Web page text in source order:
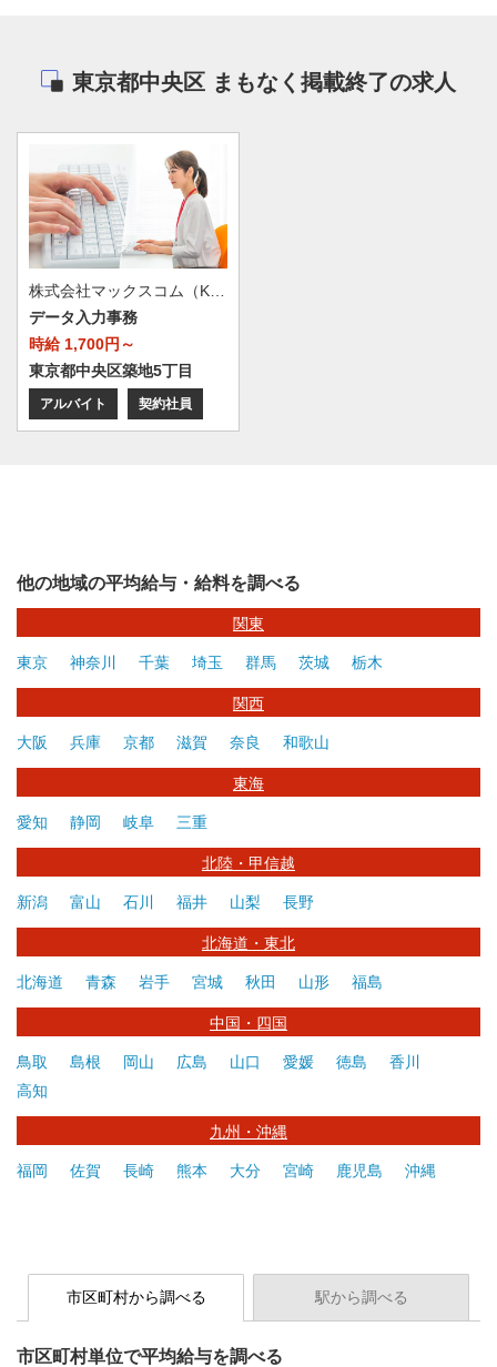
東京都中央区 まもなく掲載終了の求人
データ入力事務
時給 1,700円～
東京都中央区築地5丁目
アルバイト 契約社員
他の地域の平均給与・給料を調べる
関東
東京 神奈川 千葉 埼玉 群馬 茨城 栃木
関西
大阪 兵庫 京都 滋賀 奈良 和歌山
東海
愛知 静岡 岐阜 三重
北陸・甲信越
新潟 富山 石川 福井 山梨 長野
北海道・東北
北海道 青森 岩手 宮城 秋田 山形 福島
中国・四国
鳥取 島根 岡山 広島 山口 愛媛 徳島
香川
高知
九州・沖縄
福岡 佐賀 長崎 熊本 大分 宮崎 鹿児島 沖縄
市区町村から調べる 駅から調べる
市区町村単位で平均給与を調べる